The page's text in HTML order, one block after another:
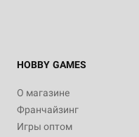
HOBBY GAMES
О магазине
Франчайзинг
Игры оптом